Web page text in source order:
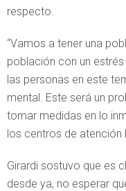
respecto.
“Vamos a tener una
población con un
las personas en este
mental. Este será un
tomar medidas en lo
los centros de atención
Girardi sostuvo que es
desde ya, no esperar